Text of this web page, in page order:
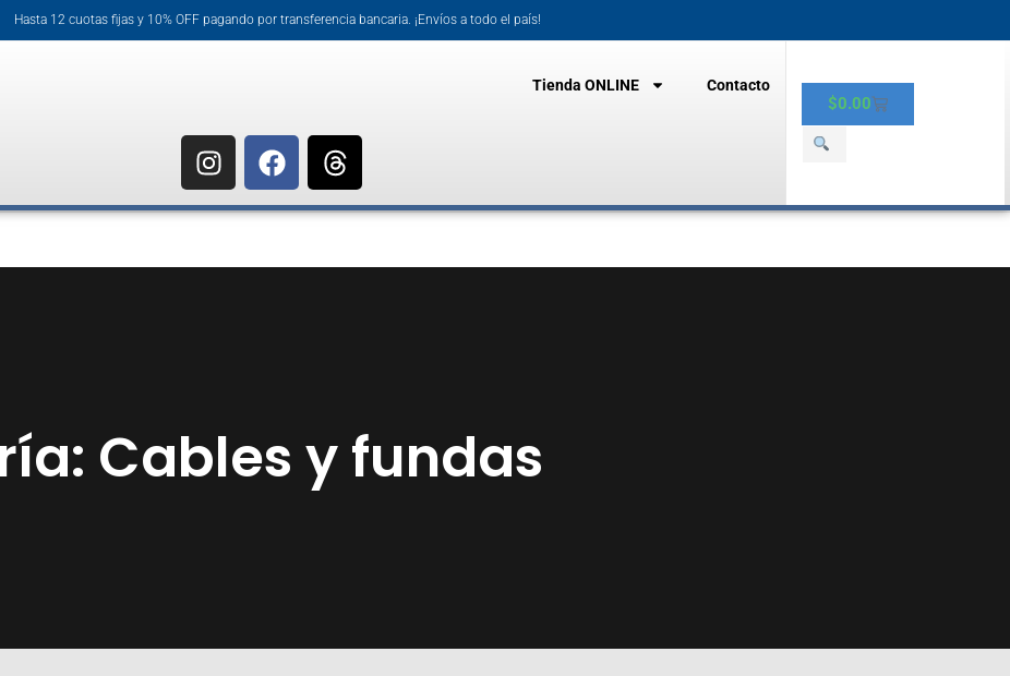
Hasta 12 cuotas fijas y 10% OFF pagando por transferencia bancaria. ¡Envíos a todo el país!
Tienda ONLINE Contacto
$0.00
Cables y fundas